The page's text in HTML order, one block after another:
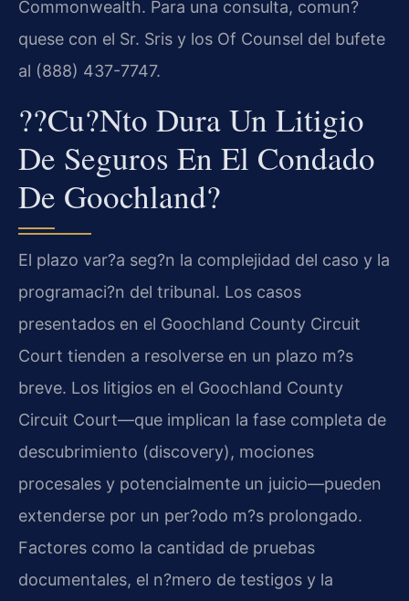
Commonwealth. Para una consulta, comun?
quese con el Sr. Sris y los Of Counsel del bufete
al (888) 437-7747.
??Cu?nto Dura Un Litigio
De Seguros En El Condado
De Goochland?
El plazo var?a seg?n la complejidad del caso y la
programaci?n del tribunal. Los casos
presentados en el Goochland County Circuit
Court tienden a resolverse en un plazo m?s
breve. Los litigios en el Goochland County
Circuit Court—que implican la fase completa de
descubrimiento (discovery), mociones
procesales y potencialmente un juicio—pueden
extenderse por un per?odo m?s prolongado.
Factores como la cantidad de pruebas
documentales, el n?mero de testigos y la